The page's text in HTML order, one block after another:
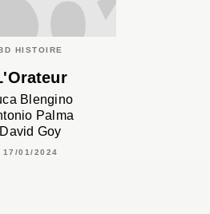
BD HISTOIRE
Blengino
Palma
David Goy
17/01/2024